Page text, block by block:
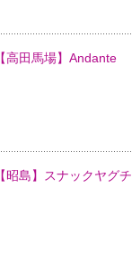
【高田馬場】Andante
【昭島】スナックヤグチ